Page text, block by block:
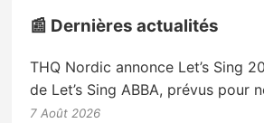
📰 Dernières actualités
THQ Nordic annonce Let’s Sing
de Let’s Sing ABBA, prévus pour
7 Août 2026